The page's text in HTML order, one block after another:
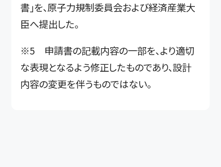
書」を、原子力規制委員会および経済産業大
臣へ提出した。
※5 申請書の記載内容の一部を、より適切
な表現となるよう修正したものであり、設計
内容の変更を伴うものではない。